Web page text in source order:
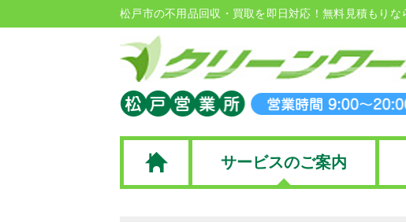
松戸市の不用品回収・買取を即日対応！無料見積もりな
サービスのご案内